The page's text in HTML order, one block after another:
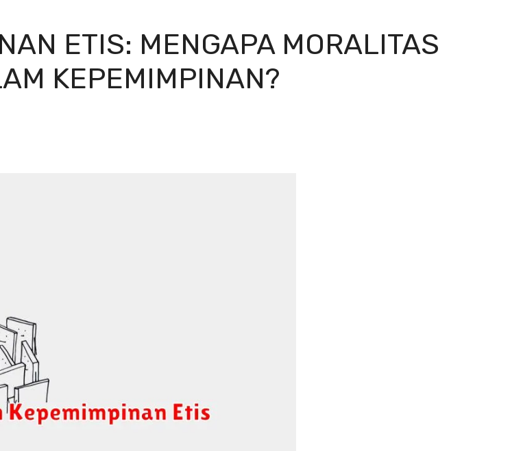
ETIS: MENGAPA MORALITAS
KEPEMIMPINAN?